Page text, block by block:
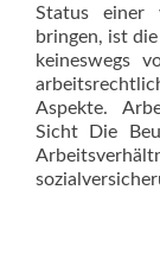
Status einer
bringen, ist
keineswegs
Aspekte.
Sicht Die